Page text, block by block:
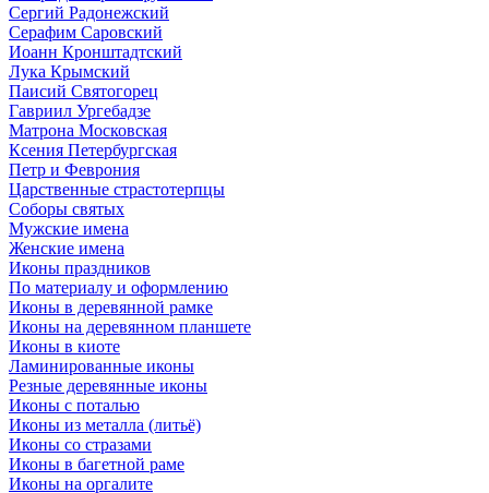
Сергий Радонежский
Серафим Саровский
Иоанн Кронштадтский
Лука Крымский
Паисий Святогорец
Гавриил Ургебадзе
Матрона Московская
Ксения Петербургская
Петр и Феврония
Царственные страстотерпцы
Соборы святых
Мужские имена
Женские имена
Иконы праздников
По материалу и оформлению
Иконы в деревянной рамке
Иконы на деревянном планшете
Иконы в киоте
Ламинированные иконы
Резные деревянные иконы
Иконы с поталью
Иконы из металла (литьё)
Иконы со стразами
Иконы в багетной раме
Иконы на оргалите